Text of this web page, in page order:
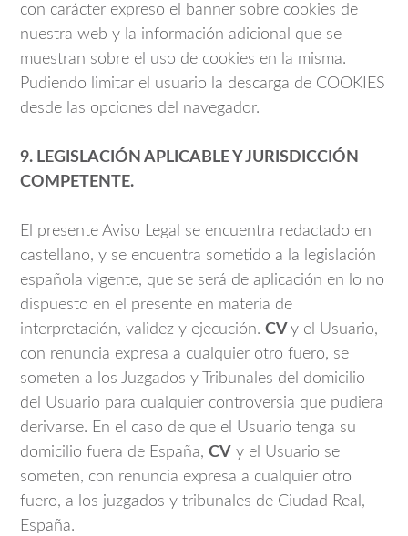
con carácter expreso el banner sobre cookies de
nuestra web y la información adicional que se
muestran sobre el uso de cookies en la misma.
Pudiendo limitar el usuario la descarga de COOKIES
desde las opciones del navegador.
9. LEGISLACIÓN APLICABLE Y JURISDICCIÓN
COMPETENTE.
El presente Aviso Legal se encuentra redactado en
castellano, y se encuentra sometido a la legislación
española vigente, que se será de aplicación en lo no
dispuesto en el presente en materia de
interpretación, validez y ejecución. CV y el Usuario,
con renuncia expresa a cualquier otro fuero, se
someten a los Juzgados y Tribunales del domicilio
del Usuario para cualquier controversia que pudiera
derivarse. En el caso de que el Usuario tenga su
domicilio fuera de España, CV y el Usuario se
someten, con renuncia expresa a cualquier otro
fuero, a los juzgados y tribunales de Ciudad Real,
España.